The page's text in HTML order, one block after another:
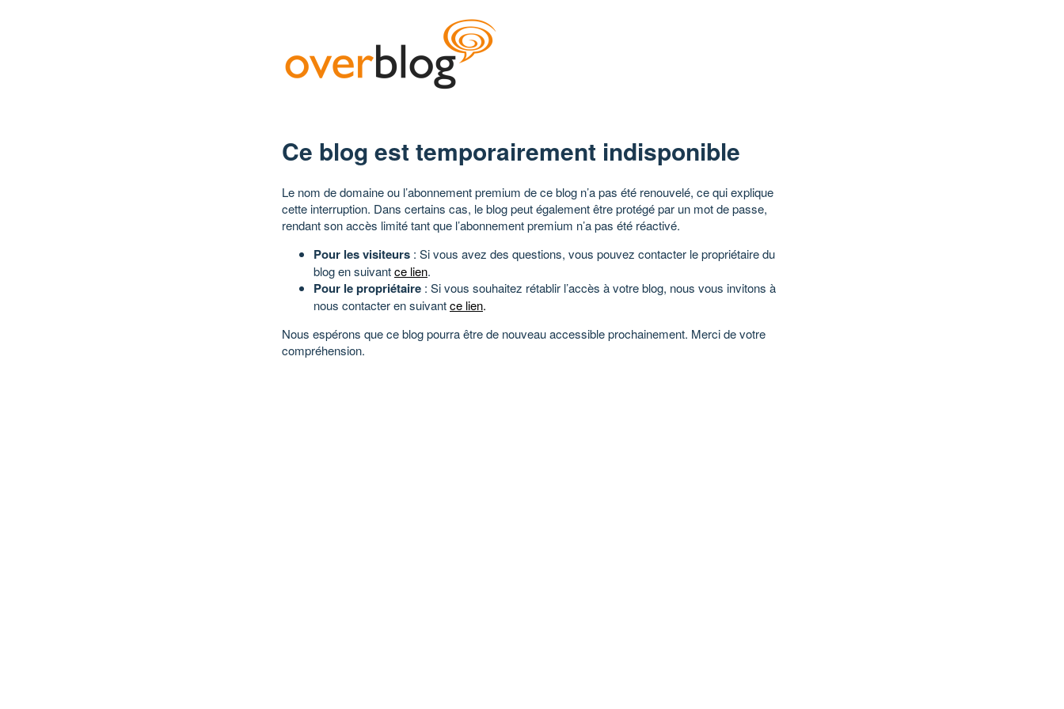
Ce blog est temporairement indisponible
Le nom de domaine ou l’abonnement premium de ce blog n’a pas été renouvelé, ce qui explique
cette interruption. Dans certains cas, le blog peut également être protégé par un mot de passe,
rendant son accès limité tant que l’abonnement premium n’a pas été réactivé.
Pour les visiteurs : Si vous avez des questions, vous pouvez contacter le propriétaire du
blog en suivantce lien.
Pour le propriétaire : Si vous souhaitez rétablir l’accès à votre blog, nous vous invitons à
nous contacter en suivantce lien.
Nous espérons que ce blog pourra être de nouveau accessible prochainement. Merci de votre
compréhension.